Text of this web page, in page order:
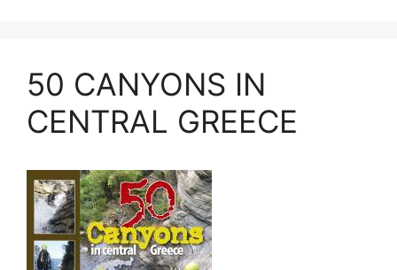
50 CANYONS IN
CENTRAL GREECE